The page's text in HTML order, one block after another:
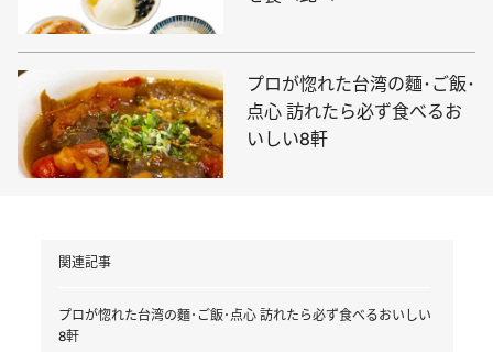
プロが惚れた台湾の麵･ご飯･
点心 訪れたら必ず食べるお
いしい8軒
関連記事
プロが惚れた台湾の麵･ご飯･点心 訪れたら必ず食べるおいしい
8軒